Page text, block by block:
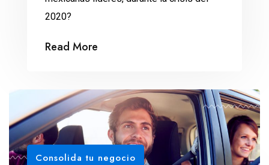
2020?
Read More
Consolida tu negocio